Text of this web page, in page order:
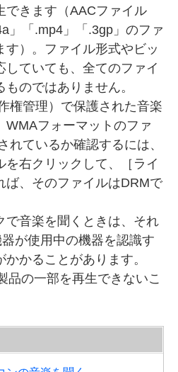
できます（AACファイル
」「.mp4」「.3gp」のファ
す）。ファイル形式やビッ
していても、全てのファイ
のではありません。
権管理）で保護された音楽
WMAフォーマットのファ
れているか確認するには、
を右クリックして、［ライ
ば、そのファイルはDRMで
で音楽を聞くときは、それ
が使用中の機器を認識す
かることがあります。
品の一部を再生できないこ